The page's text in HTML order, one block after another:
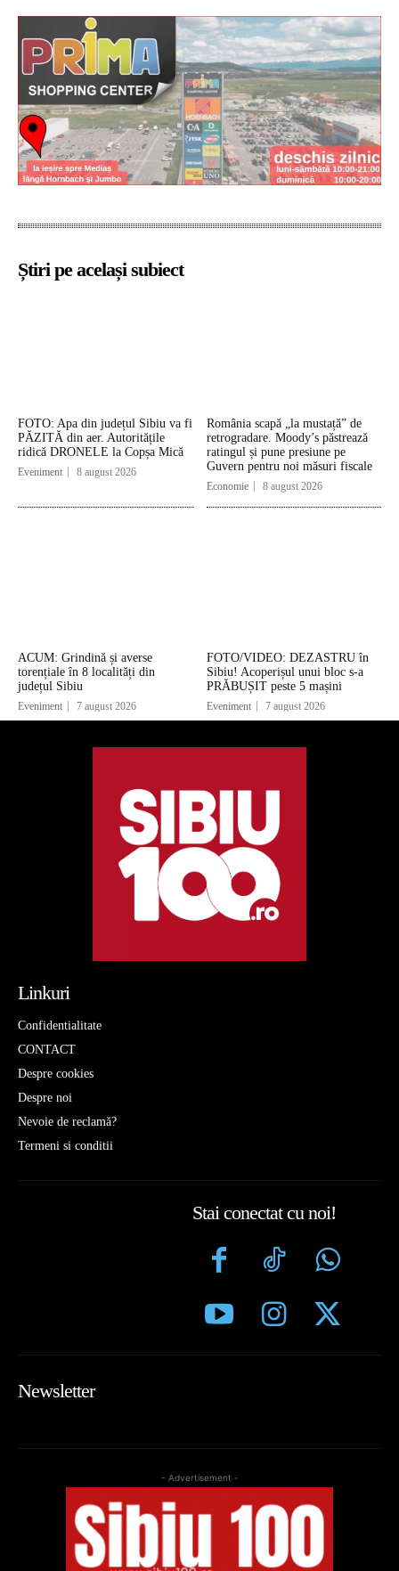
Știri pe același subiect
FOTO: Apa din județul Sibiu va fi
PĂZITĂ din aer. Autoritățile
ridică DRONELE la Copșa Mică
Eveniment 8 august 2026
România scapă „la mustață” de
retrogradare. Moody’s păstrează
ratingul și pune presiune pe
Guvern pentru noi măsuri fiscale
Economie 8 august 2026
ACUM: Grindină și averse
torențiale în 8 localități din
județul Sibiu
Eveniment 7 august 2026
FOTO/VIDEO: DEZASTRU în
Sibiu! Acoperișul unui bloc s-a
PRĂBUȘIT peste 5 mașini
Eveniment 7 august 2026
Linkuri
Confidentialitate
CONTACT
Despre cookies
Despre noi
Nevoie de reclamă?
Termeni si conditii
Stai conectat cu noi!
Newsletter
- Advertisement -